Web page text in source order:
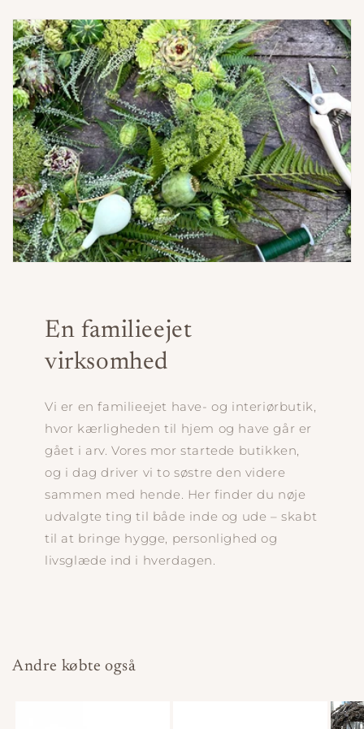
En familieejet
virksomhed
Vi er en familieejet have- og interiørbutik,
hvor kærligheden til hjem og have går er
gået i arv. Vores mor startede butikken,
og i dag driver vi to søstre den videre
sammen med hende. Her finder du nøje
udvalgte ting til både inde og ude – skabt
til at bringe hygge, personlighed og
livsglæde ind i hverdagen.
Andre købte også